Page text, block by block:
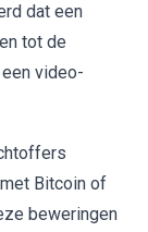
dat een
tot de
video-
Bitcoin of
beweringen